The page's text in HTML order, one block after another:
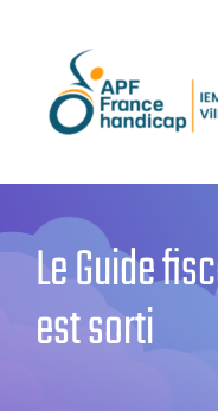
contenu
Le Guide
est sorti